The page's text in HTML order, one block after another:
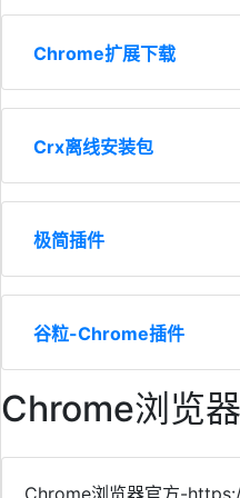
Chrome扩展下载
Crx离线安装包
极简插件
谷粒-Chrome插件
Chrome浏览
Chrome浏览器官方-